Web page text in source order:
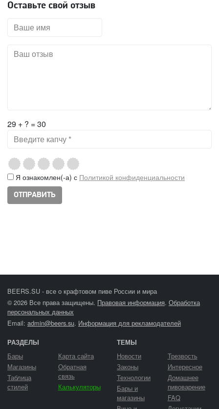
Оставьте свой отзыв
29 + ? = 30
Я ознакомлен(-а) с Политикой конфиденциальности
BEERS.SU - все о крафтовом пиве России и мира
© 2026 Все права защищены. Правовая информация. Обработка
персональных данных
Email: admin@beers.su. Информация для рекламодателей
РАЗДЕЛЫ
Бары
Магазины
Таблица
стилей
Карта сайта
Обратная
связь
Калькуляторы
ТЕМЫ
Новости
Законы
Технологии
Бары и
магазины
Трезвость
Интересное
Домашнее
пивоварение
FAQ